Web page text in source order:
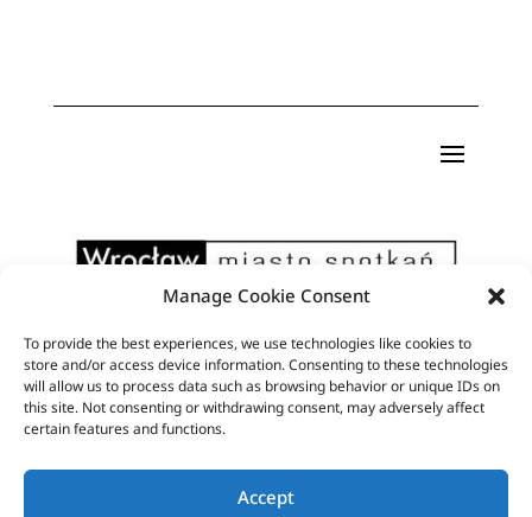
Manage Cookie Consent
To provide the best experiences, we use technologies like cookies to
store and/or access device information. Consenting to these technologies
will allow us to process data such as browsing behavior or unique IDs on
this site. Not consenting or withdrawing consent, may adversely affect
certain features and functions.
Accept
Pismo artystyczne Format powstaje dzięki
wsparciu finansowemu Miasta Wrocław